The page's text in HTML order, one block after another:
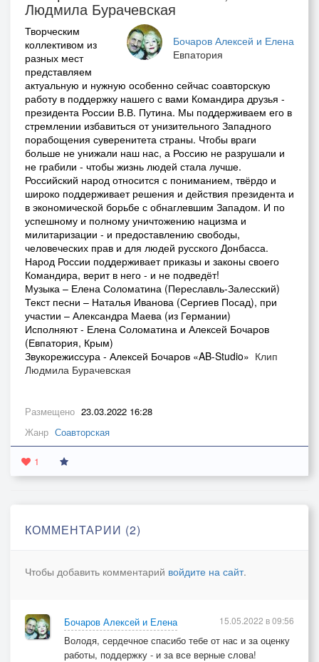
Людмила Бурачевская
Бочаров Алексей и Елена
Евпатория
Творческим
коллективом из
разных мест
представляем
актуальную и нужную особенно сейчас соавторскую
работу в поддержку нашего с вами Командира друзья -
президента России В.В. Путина. Мы поддерживаем его в
стремлении избавиться от унизительного Западного
порабощения суверенитета страны. Чтобы враги
больше не унижали наш нас, а Россию не разрушали и
не грабили - чтобы жизнь людей стала лучше.
Российский народ относится с пониманием, твёрдо и
широко поддерживает решения и действия президента и
в экономической борьбе с обнаглевшим Западом. И по
успешному и полному уничтожению нацизма и
милитаризации - и предоставлению свободы,
человеческих прав и для людей русского Донбасса.
Народ России поддерживает приказы и законы своего
Командира, верит в него - и не подведёт!
Музыка – Елена Соломатина (Переславль-Залесский)
Текст песни – Наталья Иванова (Сергиев Посад), при
участии – Александра Маева (из Германии)
Исполняют - Елена Соломатина и Алексей Бочаров
(Евпатория, Крым)
Звукорежиссура - Алексей Бочаров «AB-Studio» Клип
Людмила Бурачевская
Размещено 23.03.2022 16:28
Жанр Соавторская
1
КОММЕНТАРИИ (2)
Чтобы добавить комментарий войдите на сайт.
Бочаров Алексей и Елена
Володя, сердечное спасибо тебе от нас и за оценку
работы, поддержку - и за все верные слова!
15.05.2022 в 09:56